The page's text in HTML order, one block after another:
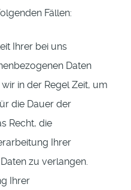
Fällen:
Ihrer bei uns
Daten
in der Regel Zeit, um
die Dauer der
Recht, die
Ihrer
zu verlangen.
Ihrer